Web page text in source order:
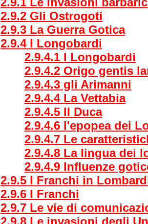
2.9.2 Gli Ostrogoti
2.9.3 La Guerra Gotica
2.9.4 I Longobardi
2.9.4.1 I Longobardi
2.9.4.2 Origo gentis
2.9.4.3 gli Arimanni
2.9.4.4 La Vettabia
2.9.4.5 Il Duca
2.9.4.6 l'epopea dei
2.9.4.7 Le
2.9.4.8 La lingua dei
2.9.4.9 Influenze
2.9.5 I Franchi in
2.9.6 I Franchi
2.9.7 Le vie di
2.9.8 Le invasioni degli